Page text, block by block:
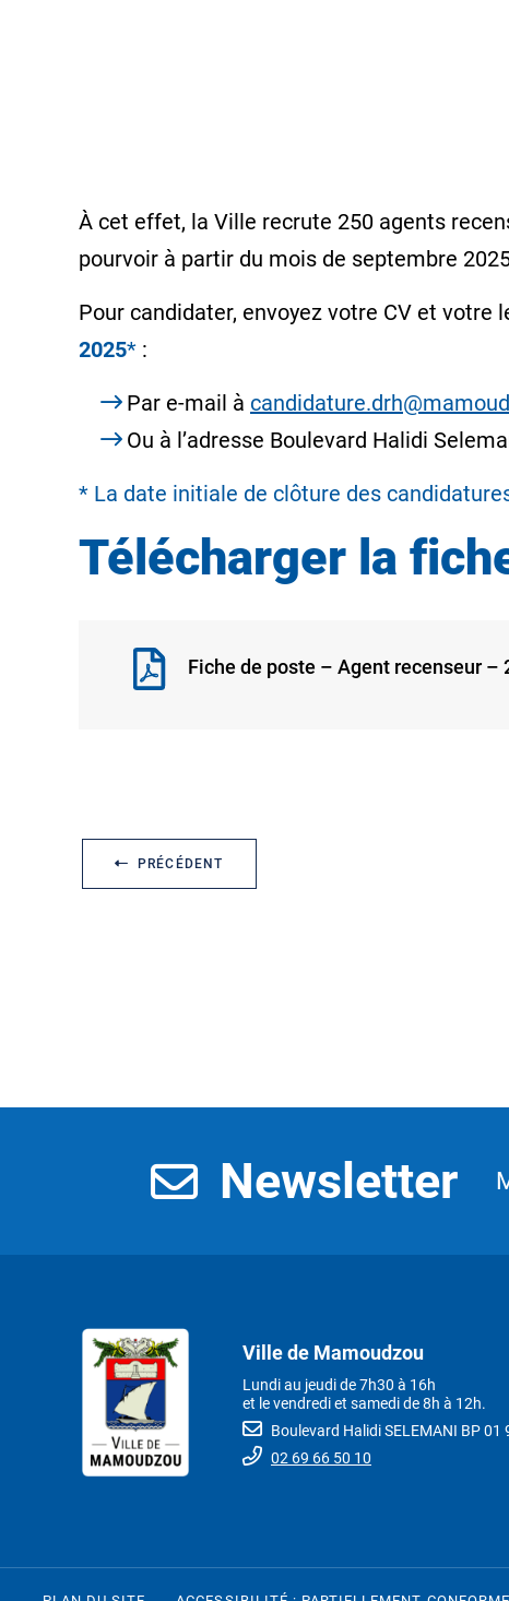
À cet effet, la Ville recrute 250 agents
pourvoir à partir du mois de septembre
Pour candidater, envoyez votre CV et
2025* :
Par e-mail à
Ou à l’adresse Boulevard Halidi
* La date initiale de clôture des
Télécharger la
Fiche de poste – Agent recenseur –
PRÉCÉDENT
Newsletter
Ville de Mamoudzou
Lundi au jeudi de 7h30 à 16h
et le vendredi et samedi de 8h à 12h.
Boulevard Halidi SELEMANI BP
02 69 66 50 10